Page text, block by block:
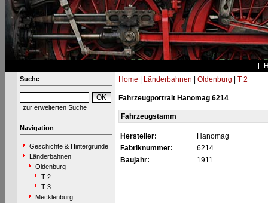
Suche
zur erweiterten Suche
Navigation
Geschichte & Hintergründe
Länderbahnen
Oldenburg
T 2
T 3
Mecklenburg
Home Länderbahnen Oldenburg T 2
Fahrzeugportrait Hanomag 6214
Fahrzeugstamm
Hersteller:
Hanomag
Fabriknummer:
6214
Baujahr:
1911